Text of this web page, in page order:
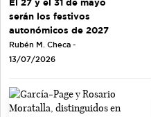
serán los festivos
autonómicos de 2027
Rubén M. Checa -
13/07/2026